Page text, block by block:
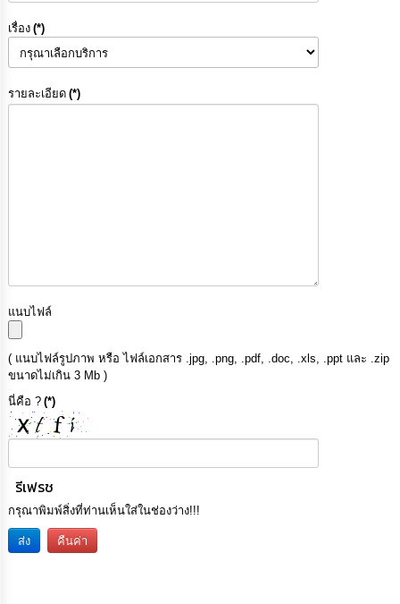
เรื่อง (*)
รายละเอียด (*)
แนบไฟล์
( แนบไฟล์รูปภาพ หรือ ไฟล์เอกสาร .jpg, .png, .pdf, .doc, .xls, .ppt และ .zip
ขนาดไม่เกิน 3 Mb )
นี่คือ ? (*)
รีเฟรช
กรุณาพิมพ์สิ่งที่ท่านเห็นใส่ในช่องว่าง!!!